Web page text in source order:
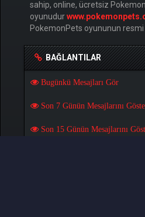
sahip, online, ücretsiz
oyunudur
PokemonPets oyununun
BAĞLANTILAR
Bugünkü Mesajları Gör
Son 7 Günün Mesajlarını
Son 15 Günün Mesajlarını